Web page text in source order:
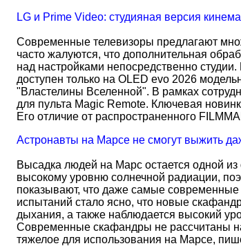
LG и Prime Video: студияная версия
Современные телевизоры предлагают
часто жалуются, что дополнительная
над настройками непосредственно
доступен только на OLED evo 2026
"Властелины Вселенной". В рамках
для пульта Magic Remote. Ключевая
Его отличие от распространенного
Астронавты на Марсе не смогут выжить
Высадка людей на Марс остается одной
высокому уровню солнечной радиации,
показывают, что даже самые современные
испытаний стало ясно, что новые
дыхания, а также наблюдается высокий
Современные скафандры не рассчитаны
тяжелое для использования на Марсе,